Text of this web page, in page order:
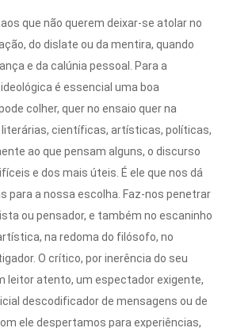
que não querem deixar-se atolar no
do dislate ou da mentira, quando
e da calúnia pessoal. Para a
é essencial uma boa
colher, quer no ensaio quer na
científicas, artísticas, políticas,
ao que pensam alguns, o discurso
e dos mais úteis. É ele que nos dá
para a nossa escolha. Faz-nos penetrar
ou pensador, e também no escaninho
na redoma do filósofo, no
O crítico, por inerência do seu
leitor atento, um espectador exigente,
descodificador de mensagens ou de
ele despertamos para experiências,